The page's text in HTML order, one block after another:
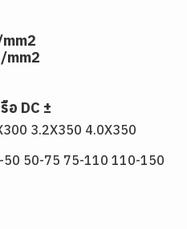
mm2
อ DC ±
3.2X350 4.0X350
50 50-75 75-110 110-150